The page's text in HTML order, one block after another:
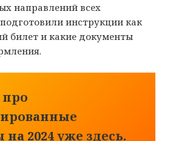
направлений всех
инструкции как
билет и какие документы
про
на 2024 уже здесь.